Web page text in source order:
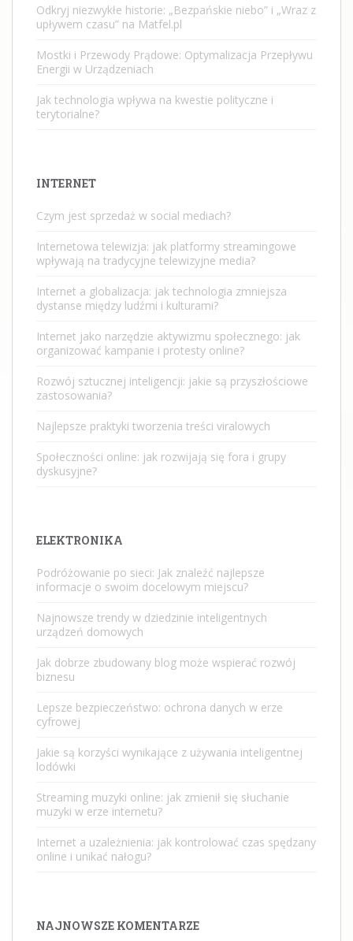
Odkryj niezwykłe historie: „Bezpańskie niebo” i „Wraz z
upływem czasu” na Matfel.pl
Mostki i Przewody Prądowe: Optymalizacja Przepływu
Energii w Urządzeniach
Jak technologia wpływa na kwestie polityczne i
terytorialne?
INTERNET
Czym jest sprzedaż w social mediach?
Internetowa telewizja: jak platformy streamingowe
wpływają na tradycyjne telewizyjne media?
Internet a globalizacja: jak technologia zmniejsza
dystanse między ludźmi i kulturami?
Internet jako narzędzie aktywizmu społecznego: jak
organizować kampanie i protesty online?
Rozwój sztucznej inteligencji: jakie są przyszłościowe
zastosowania?
Najlepsze praktyki tworzenia treści viralowych
Społeczności online: jak rozwijają się fora i grupy
dyskusyjne?
ELEKTRONIKA
Podróżowanie po sieci: Jak znaleźć najlepsze
informacje o swoim docelowym miejscu?
Najnowsze trendy w dziedzinie inteligentnych
urządzeń domowych
Jak dobrze zbudowany blog może wspierać rozwój
biznesu
Lepsze bezpieczeństwo: ochrona danych w erze
cyfrowej
Jakie są korzyści wynikające z używania inteligentnej
lodówki
Streaming muzyki online: jak zmienił się słuchanie
muzyki w erze internetu?
Internet a uzależnienia: jak kontrolować czas spędzany
online i unikać nałogu?
NAJNOWSZE KOMENTARZE